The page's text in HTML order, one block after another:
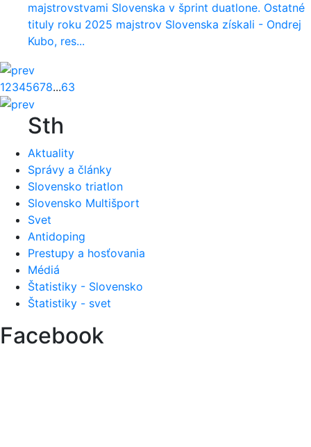
majstrovstvami Slovenska v šprint duatlone. Ostatné
tituly roku 2025 majstrov Slovenska získali - Ondrej
Kubo, res...
12345678...63
Sth
Aktuality
Správy a články
Slovensko triatlon
Slovensko Multišport
Svet
Antidoping
Prestupy a hosťovania
Médiá
Štatistiky - Slovensko
Štatistiky - svet
Facebook